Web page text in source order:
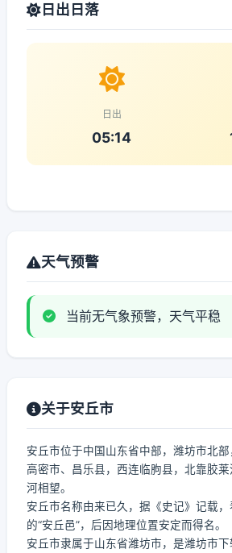
日出日落
日出
05:14
天气预警
当前无气象预警，天气平稳
关于安丘市
安丘市位于中国山东省中部，潍坊市北
高密市、昌乐县，西连临朐县，北靠胶
河相望。
安丘市名称由来已久，据《史记》记载
的“安丘邑”，后因地理位置安定而得名。
安丘市隶属于山东省潍坊市，是潍坊市下